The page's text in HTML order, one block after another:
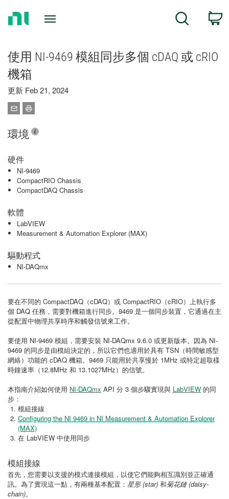
Search
使用 NI-9469 模組同步多個 cDAQ 或 cRIO
機箱
更新 Feb 21, 2024
環境
硬件
NI-9469
CompactRIO Chassis
CompactDAQ Chassis
軟體
LabVIEW
Measurement & Automation Explorer (MAX)
驅動程式
NI-DAQmx
要在不同的 CompactDAQ（cDAQ）或 CompactRIO（cRIO）上執行多
個 DAQ 任務，需要對機箱進行同步。9469 是一個同步裝置，它通過在主
從配置中物理共享時序和觸發信號來工作。
要使用 NI-9469 模組，需要安裝 NI-DAQmx 9.6.0 或更新版本。因為 NI-
9469 的同步是由模組決定的，所以它們也適用於具有 TSN（時間敏感型
網絡）功能的 cDAQ 機箱。9469 只能用於共享慢於 1MHz 或特定超取樣
時鐘速率（12.8MHz 和 13.1027MHz）的信號。
本指南介紹如何使用 NI-DAQmx API 分 3 個步驟實現與 LabVIEW 的同
步：
模組接線
Configuring the NI 9469 in NI Measurement & Automation Explorer
(MAX)
在 LabVIEW 中使用同步
模組接線
首先，您需要以支援的模式連接模組，以使它們能夠相互識別並正確通
訊。為了實現這一點，有兩種基本配置： 星形 (star) 和菊花鏈 (daisy-
chain)。